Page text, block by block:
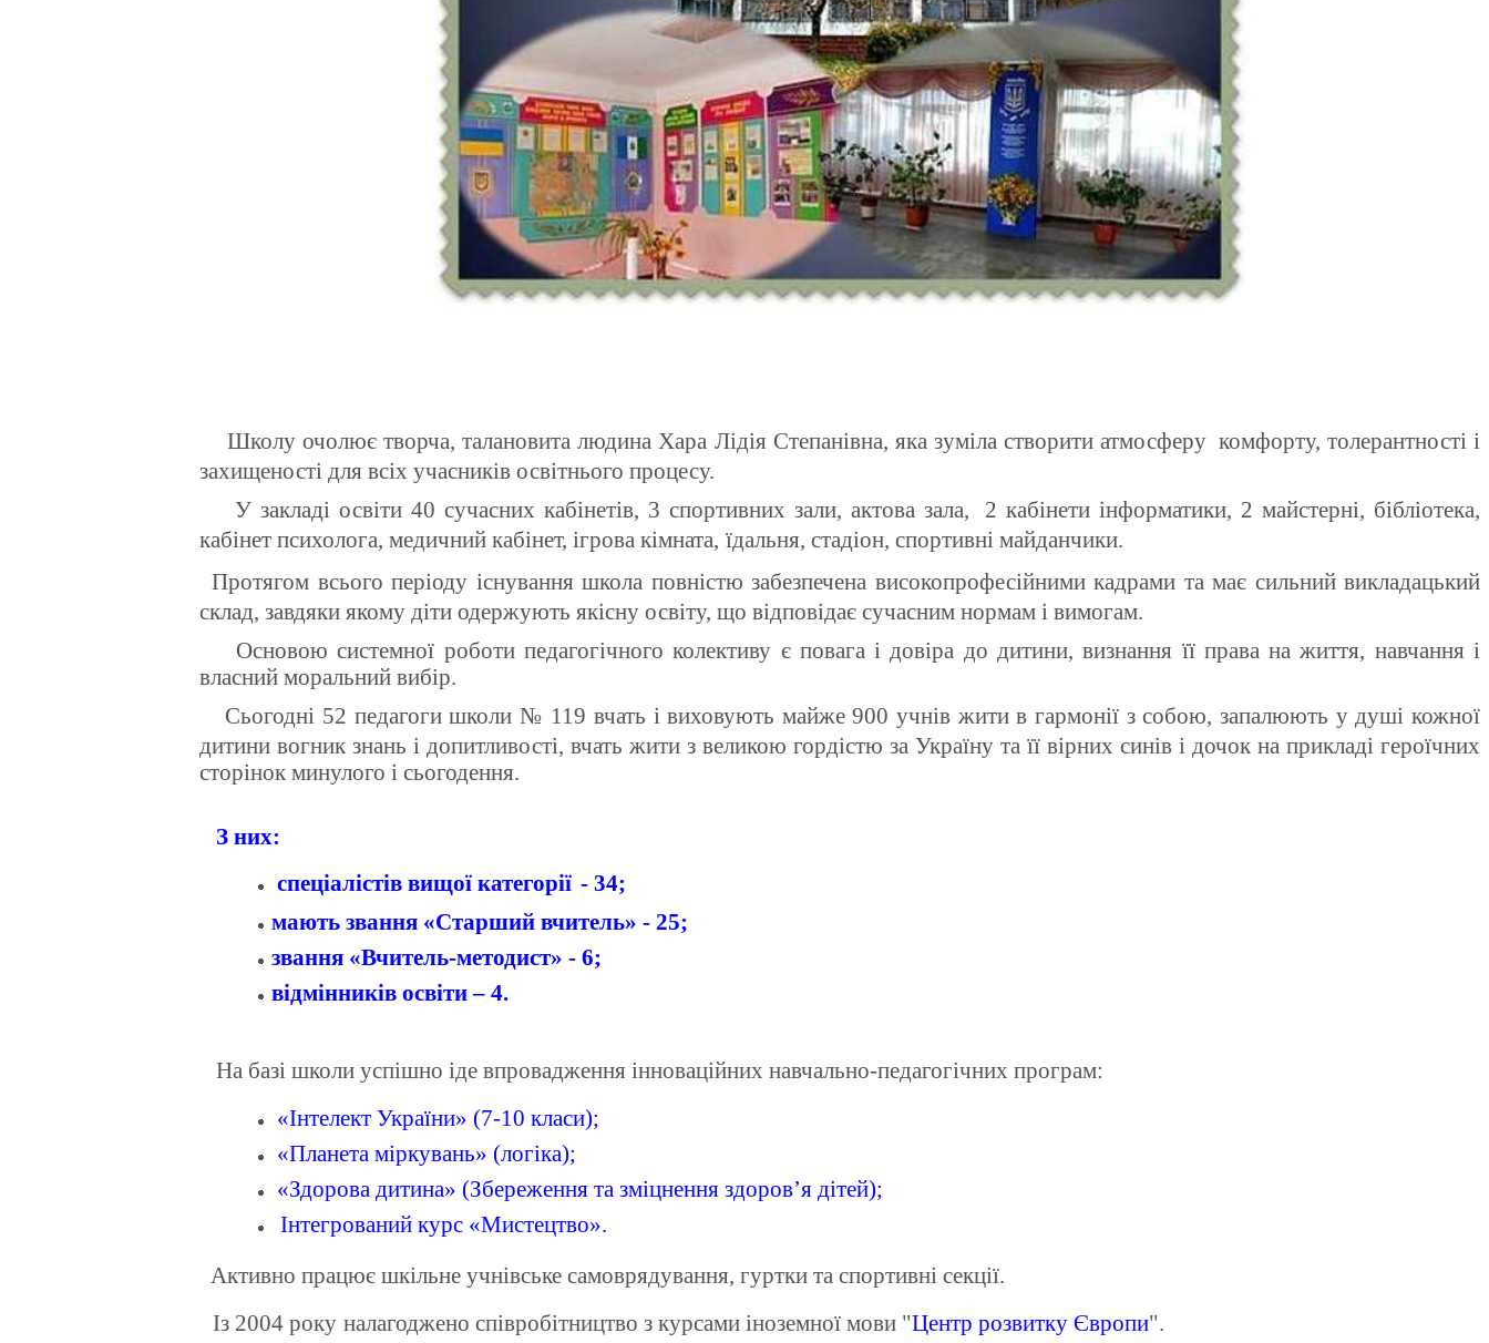
Школу очолює творча, талановита людина Хара Лідія Степанівна, яка зуміла створити атмосферу комфорту, толерантності і
захищеності для всіх учасників освітнього процесу.
У закладі освіти 40 сучасних кабінетів, 3 спортивних зали, актова зала,
2 кабінети інформатики, 2 майстерні, бібліотека,
кабінет психолога, медичний кабінет, ігрова кімната, їдальня, стадіон, спортивні майданчики.
Протягом всього періоду існування школа повністю забезпечена високопрофесійними кадрами та має сильний викладацький
склад, завдяки якому діти одержують якісну освіту, що відповідає сучасним нормам і вимогам.
Основою системної роботи педагогічного колективу є повага і довіра до дитини, визнання її права на життя, навчання і
власний моральний вибір.
Сьогодні 52 педагоги школи № 119 вчать і виховують майже 900 учнів жити в гармонії з собою, запалюють у душі кожної
дитини вогник знань і допитливості, вчать жити з великою гордістю за Україну та її вірних синів і дочок на прикладі героїчних
сторінок минулого і сьогодення.
З них:
спеціалістів вищої категорії - 34;
мають звання «Старший вчитель» - 25;
звання «Вчитель-методист» - 6;
відмінників освіти – 4.
На базі школи успішно іде впровадження інноваційних навчально-педагогічних програм:
«Інтелект України» (7-10 класи);
«Планета міркувань» (логіка);
«Здорова дитина» (Збереження та зміцнення здоров’я дітей);
Інтегрований курс «Мистецтво».
Активно працює шкільне учнівське самоврядування, гуртки та спортивні секції.
Із 2004 року налагоджено співробітництво з курсами іноземної мови "Центр розвитку Європи".